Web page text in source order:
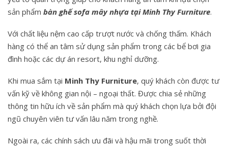
sản phẩm bàn ghế sofa mây nhựa tại Minh Thy Furniture.
Với chất liệu nệm cao cấp trượt nước và chống thấm. Khách
hàng có thể an tâm sử dụng sản phẩm trong các bể bơi gia
đình hoặc các dự án resort, khu nghỉ dưỡng.
Khi mua sắm tại Minh Thy Furniture, quý khách còn được tư
vấn kỹ về không gian nội – ngoại thất. Được chia sẻ những
thông tin hữu ích về sản phẩm mà quý khách chọn lựa bởi đội
ngũ chuyên viên tư vấn lâu năm trong nghề.
Ngoài ra, các chính sách ưu đãi và hậu mãi trong suốt thời